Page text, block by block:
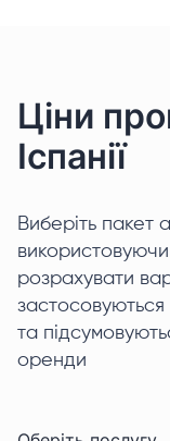
Ціни
Іспанії
Виберіть пакет
використовуючи
розрахувати
та
оренди